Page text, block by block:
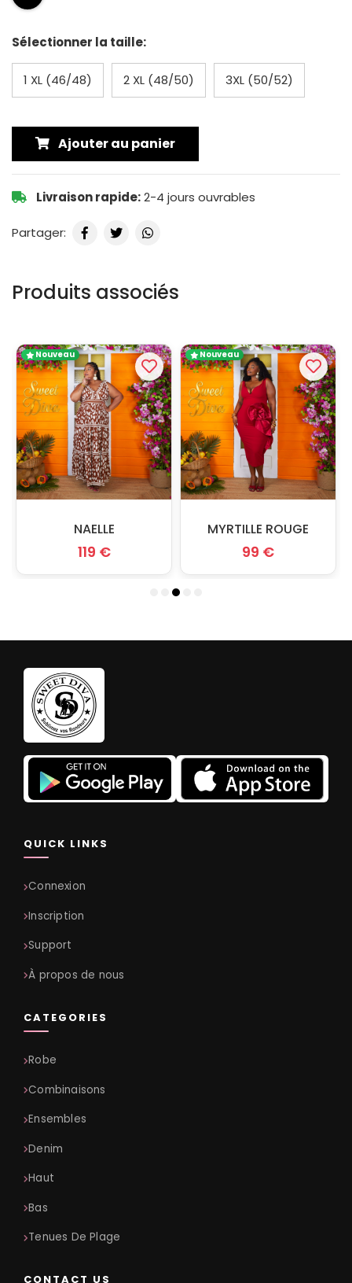
Sélectionner la taille:
1 XL (46/48) 2 XL (48/50) 3XL (50/52)
Ajouter au panier
Livraison rapide:2-4 jours ouvrables
Partager:
Produits associés
Nouveau
NAELLE
119 €
Nouveau
MYRTILLE ROUGE
99 €
QUICK LINKS
Connexion
Inscription
Support
À propos de nous
CATEGORIES
Robe
Combinaisons
Ensembles
Denim
Haut
Bas
Tenues De Plage
CONTACT US